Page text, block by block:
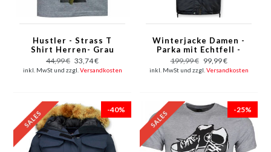
Hustler - Strass T
Shirt Herren- Grau
44,99 € 33,74 €
inkl. MwSt und zzgl. Versandkosten
Winterjacke Damen -
Parka mit Echtfell -
Blau
199,99 € 99,99 €
inkl. MwSt und zzgl. Versandkosten
-40% -25%